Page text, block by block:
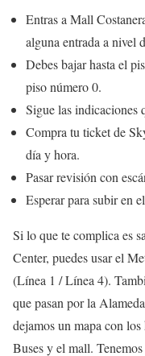
Entras a Mall
alguna entrada a nivel
Debes bajar hasta el
piso número 0.
Sigue las indicaciones
Compra tu ticket de
día y hora.
Pasar revisión con
Esperar para subir en
Si lo que te complica es
Center, puedes usar el
(Línea 1 / Línea 4).
que pasan por la
dejamos un mapa con
Buses y el mall.